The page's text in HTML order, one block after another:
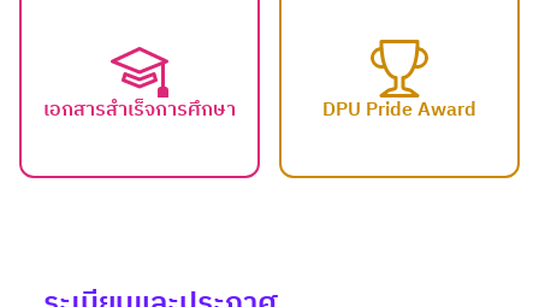
เอกสารสำเร็จการศึกษา DPU Pride Award